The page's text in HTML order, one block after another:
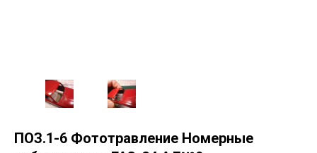
ПОЗ.1-6 Фототравление Номерные